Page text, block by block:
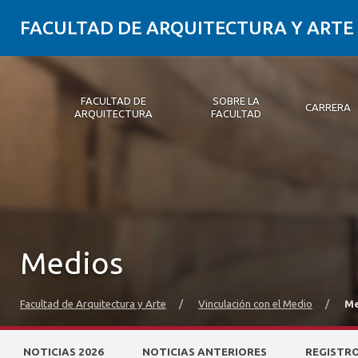
FACULTAD DE ARQUITECTURA Y ARTE
FACULTAD DE
ARQUITECTURA
SOBRE LA
FACULTAD
CARRERA
Medios
Facultad de Arquitectura y Arte / Vinculación con el Medio /
NOTICIAS 2026 NOTICIAS ANTERIORES